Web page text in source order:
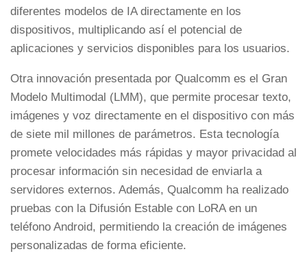
diferentes modelos de IA directamente en los
dispositivos, multiplicando así el potencial de
aplicaciones y servicios disponibles para los usuarios.
Otra innovación presentada por Qualcomm es el Gran
Modelo Multimodal (LMM), que permite procesar texto,
imágenes y voz directamente en el dispositivo con más
de siete mil millones de parámetros. Esta tecnología
promete velocidades más rápidas y mayor privacidad al
procesar información sin necesidad de enviarla a
servidores externos. Además, Qualcomm ha realizado
pruebas con la Difusión Estable con LoRA en un
teléfono Android, permitiendo la creación de imágenes
personalizadas de forma eficiente.